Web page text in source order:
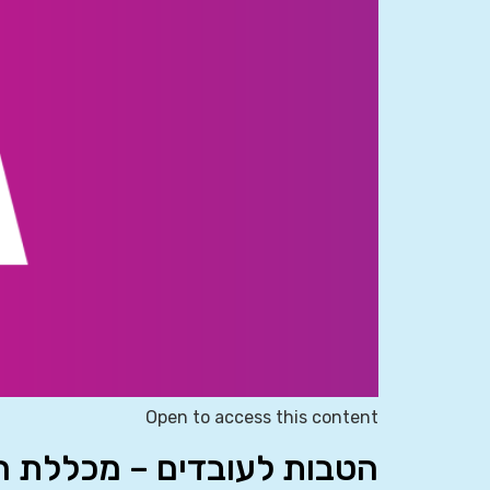
Open to access this content
הטבות לעובדים – מכללת